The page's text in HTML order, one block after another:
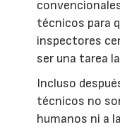
técnicos para
inspectores
ser una tarea
Incluso
técnicos no
humanos ni a